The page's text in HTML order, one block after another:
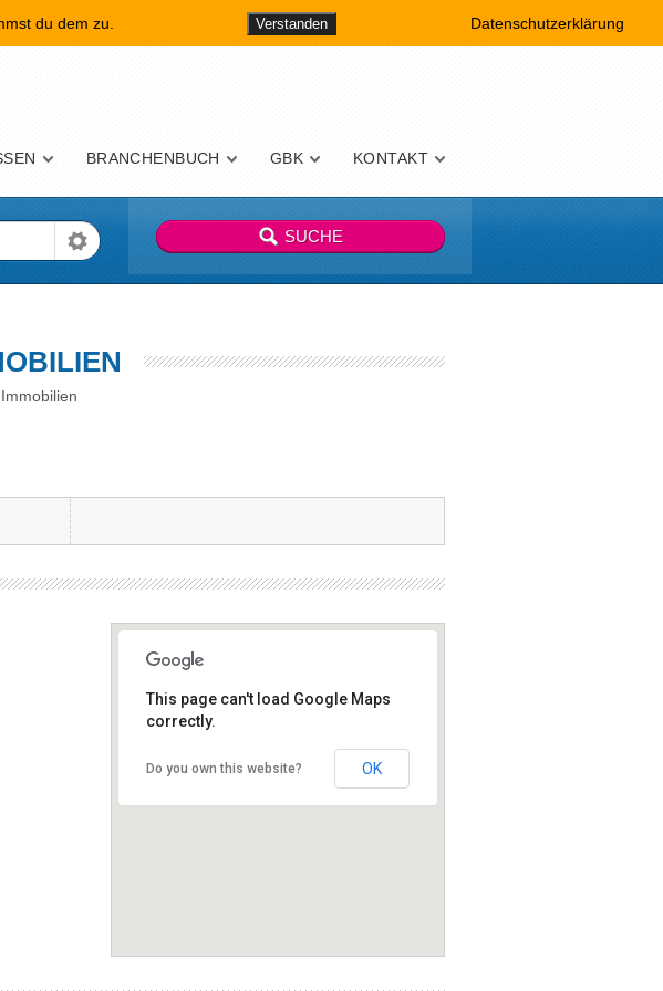
BRANCHENBUCH GBK KONTAKT
This page can't load Google Maps
correctly.
Do you own this website? OK
du dem zu. Verstanden Datenschutzerklärung